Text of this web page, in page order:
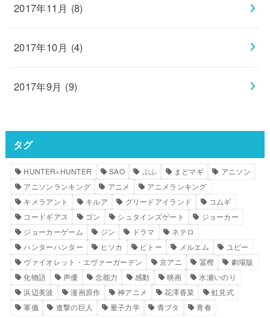
2017年11月 (8)
2017年10月 (4)
2017年9月 (9)
タグ
HUNTER×HUNTER SAO ぷふ まどマギ
アニソン
アニソンランキング
アニメ
アニメランキング
キメラアント
キルア グリードアイランド
コムギ
コードギアス
ゴン シュタインズゲート
ジョーカー
ジョーカーゲーム
ジン ドラマ
ネテロ
ハンターハンター
ヒソカ ピトー メルエム
ユピー
ヴァイオレット・エヴァーガーデン
京アニ 冨樫
劇場版
化物語
声優 念能力 感動 映画
水瀬いのり
浜辺美波
漫画原作 神アニメ 花澤香菜
虹見式
軍儀
進撃の巨人 量子力学 青ブタ 青春